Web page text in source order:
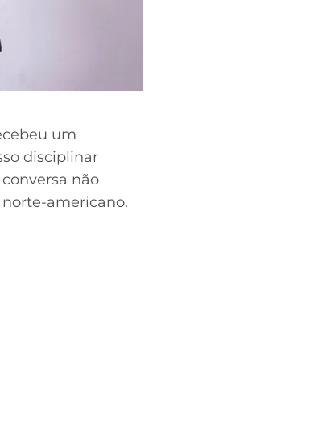
um
disciplinar
não
americano.